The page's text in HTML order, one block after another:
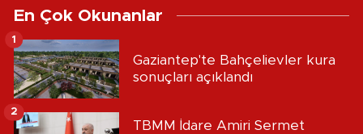
En Çok Okunanlar
Gaziantep'te Bahçelievler kura
sonuçları açıklandı
1
TBMM İdare Amiri Sermet
2